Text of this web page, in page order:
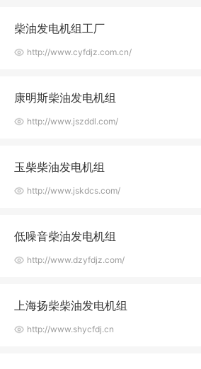
柴油发电机组工厂
http://www.cyfdjz.com.cn/
康明斯柴油发电机组
http://www.jszddl.com/
玉柴柴油发电机组
http://www.jskdcs.com/
低噪音柴油发电机组
http://www.dzyfdjz.com/
上海扬柴柴油发电机组
http://www.shycfdj.cn